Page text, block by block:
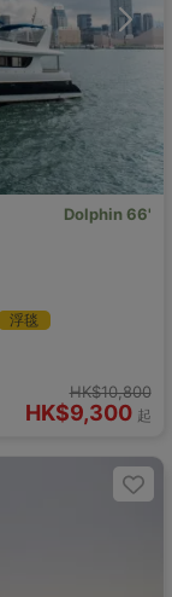
Dolphin 66'
浮毯
HK$10,800
HK$9,300 起